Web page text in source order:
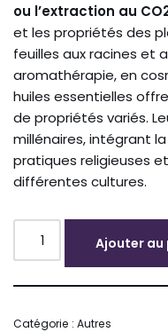
ou l’extraction au
et les propriétés des
feuilles aux racines et
aromathérapie, en
huiles essentielles
de propriétés variés.
millénaires, intégrant
pratiques religieuses
différentes cultures.
Ajouter au
Catégorie : Autres